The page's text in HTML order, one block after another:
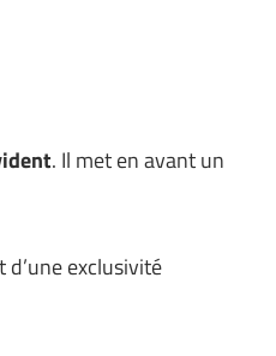
. Il met en avant un
d’une exclusivité